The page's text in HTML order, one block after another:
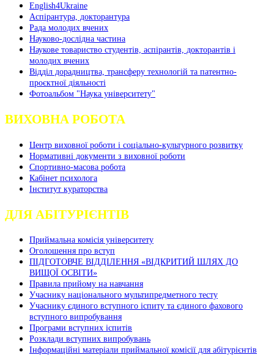
English4Ukraine
Аспірантура, докторантура
Рада молодих вчених
Науково-дослідна частина
Наукове товариство студентів, аспірантів, докторантів і
молодих вчених
Відділ дорадництва, трансферу технологій та патентно-
проєктної діяльності
Фотоальбом "Наука університету"
ВИХОВНА РОБОТА
Центр виховної роботи і соціально-культурного розвитку
Нормативні документи з виховної роботи
Спортивно-масова робота
Кабінет психолога
Інститут кураторства
ДЛЯ АБІТУРІЄНТІВ
Приймальна комісія університету
Оголошення про вступ
ПІДГОТОВЧЕ ВІДДІЛЕННЯ «ВІДКРИТИЙ ШЛЯХ ДО
ВИЩОЇ ОСВІТИ»
Правила прийому на навчання
Учаснику національного мультипредметного тесту
Учаснику єдиного вступного іспиту та єдиного фахового
вступного випробування
Програми вступних іспитів
Розклади вступних випробувань
Інформаційні матеріали приймальної комісії для абітурієнтів